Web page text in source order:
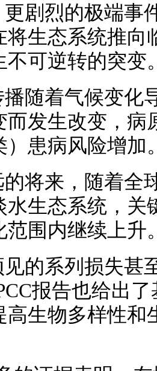
剧烈的极端事
将生态系统推向
不可逆转的突变
随着气候变化
而发生改变，病
）患病风险增加
将来，随着全
水生态系统，
范围内继续上升
的系列损失甚
报告也给出
生物多样性和